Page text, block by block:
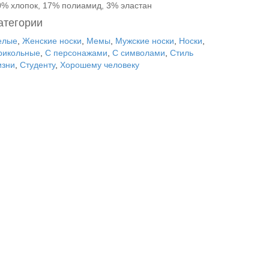
хлопок, 17% полиамид, 3% эластан
Женские носки Мемы Мужские носки Носки
С персонажами С символами Стиль
Студенту, Хорошему человеку